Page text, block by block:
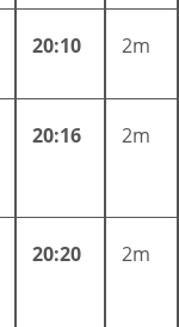
20:10 2m
20:16 2m
20:20 2m